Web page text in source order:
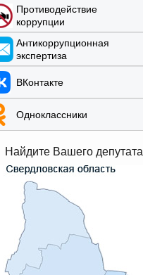
Противодействие
коррупции
Aнтикоррупционная
экспертиза
ВКонтакте
Одноклассники
Найдите Вашего депутата